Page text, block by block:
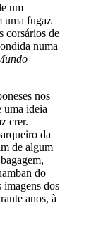
um
uma fugaz
corsários de
numa
nos
uma ideia
crer.
da
de algum
do
dos
anos, à